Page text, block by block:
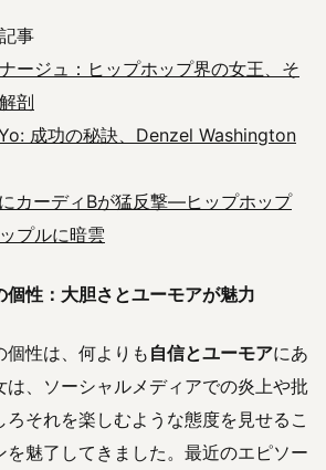
事
ージュ：ヒップホップ界の女王、そ
剖
成功の秘訣、Denzel Washington
カーディBが猛反撃—ヒップホップ
プルに暗雲
個性：大胆さとユーモアが魅力
個性は、何よりも 自信とユーモアにあ
は、ソーシャルメディアでの炎上や批
それを楽しむような態度を見せるこ
を魅了してきました。最近のエピソー